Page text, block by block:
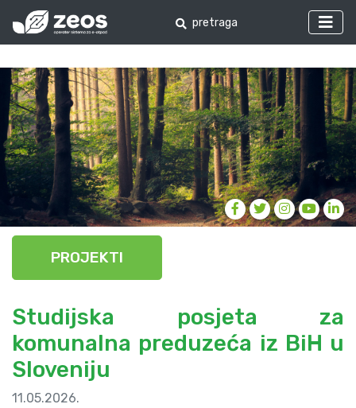
PROJEKTI
Studijska posjeta za
komunalna preduzeća iz BiH u
Sloveniju
11.05.2026.